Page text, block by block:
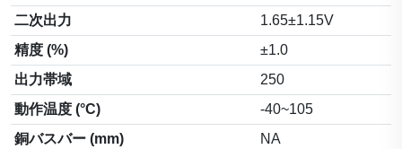
二次出力
1.65±1.15V
精度 (%)
±1.0
出力帯域
250
動作温度 (°C)
-40~105
銅バスバー (mm)
NA